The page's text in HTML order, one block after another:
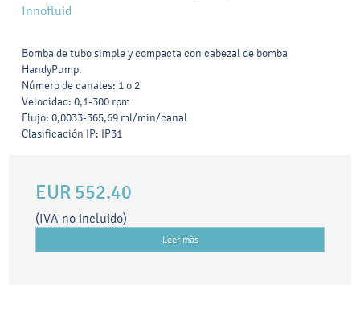
Innofluid
Bomba de tubo simple y compacta con cabezal de bomba
HandyPump.
Número de canales: 1 o 2
Velocidad: 0,1-300 rpm
Flujo: 0,0033-365,69 ml/min/canal
Clasificación IP: IP31
EUR 552.40
(IVA no incluido)
Leer más